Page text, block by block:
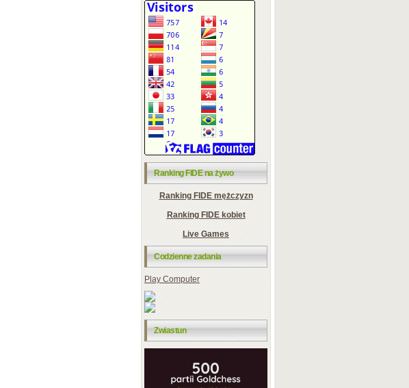
Ranking FIDE na żywo
Ranking FIDE mężczyzn
Ranking FIDE kobiet
Live Games
Codzienne zadania
Play Computer
Zwiastun